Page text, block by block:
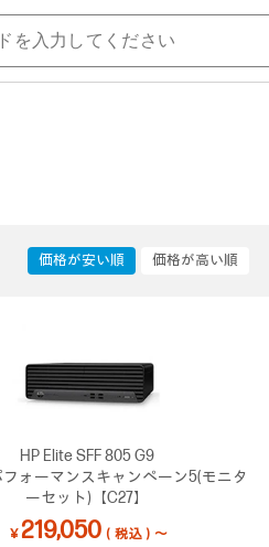
価格が安い順 価格が高い順
HP Elite SFF 805 G9
ォーマンスキャンペーン5(モニタ
ーセット)【C27】
￥ 219,050（税込）～